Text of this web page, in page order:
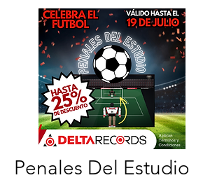
Penales Del Estudio